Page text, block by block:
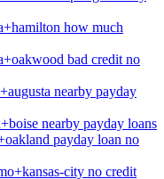
how much
bad credit no
nearby payday
nearby payday loans
payday loan no
city no credit